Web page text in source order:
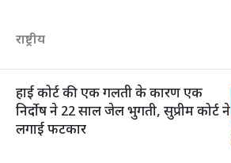
राष्ट्रीय
हाई कोर्ट की एक गलती के कारण एक
निर्दोष ने 22 साल जेल भुगती, सुप्रीम कोर्ट ने
लगाई फटकार